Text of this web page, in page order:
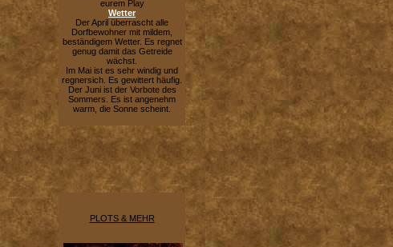
eurem Play
Wetter
Der April überrascht alle
Dorfbewohner mit mildem,
beständigem Wetter. Es regnet
genug damit das Getreide
wächst.
Im Mai ist es sehr windig und
regnersich. Es gewittert häufig.
Der Juni ist der Vorbote des
Sommers. Es ist angenehm
warm, die Sonne scheint.
PLOTS & MEHR